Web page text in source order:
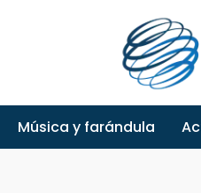
Música y farándula